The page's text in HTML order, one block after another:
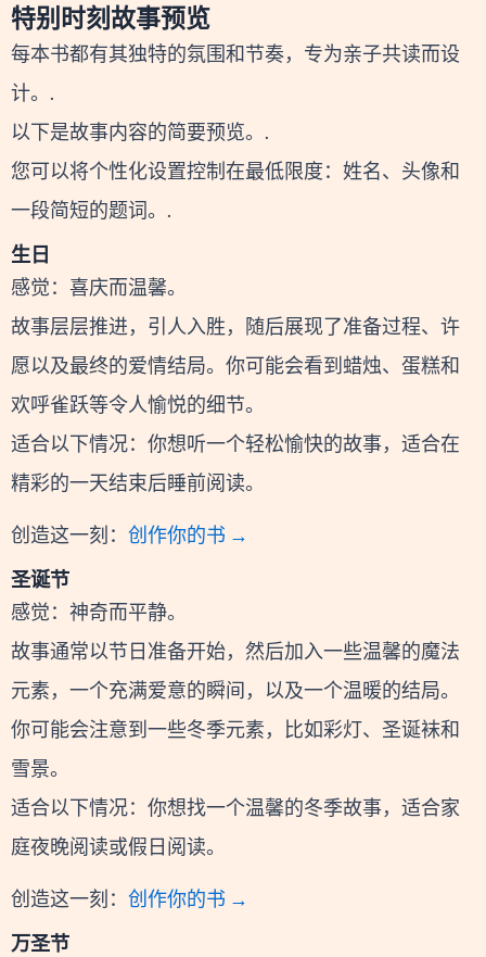
特别时刻故事预览
每本书都有其独特的氛围和节奏，专为亲子共读而设
计。.
以下是故事内容的简要预览。.
您可以将个性化设置控制在最低限度：姓名、头像和
一段简短的题词。.
生日
感觉：喜庆而温馨。
故事层层推进，引人入胜，随后展现了准备过程、许
愿以及最终的爱情结局。你可能会看到蜡烛、蛋糕和
欢呼雀跃等令人愉悦的细节。
适合以下情况：你想听一个轻松愉快的故事，适合在
精彩的一天结束后睡前阅读。
创造这一刻： 创作你的书 →
圣诞节
感觉：神奇而平静。
故事通常以节日准备开始，然后加入一些温馨的魔法
元素，一个充满爱意的瞬间，以及一个温暖的结局。
你可能会注意到一些冬季元素，比如彩灯、圣诞袜和
雪景。
适合以下情况：你想找一个温馨的冬季故事，适合家
庭夜晚阅读或假日阅读。
创造这一刻： 创作你的书 →
万圣节